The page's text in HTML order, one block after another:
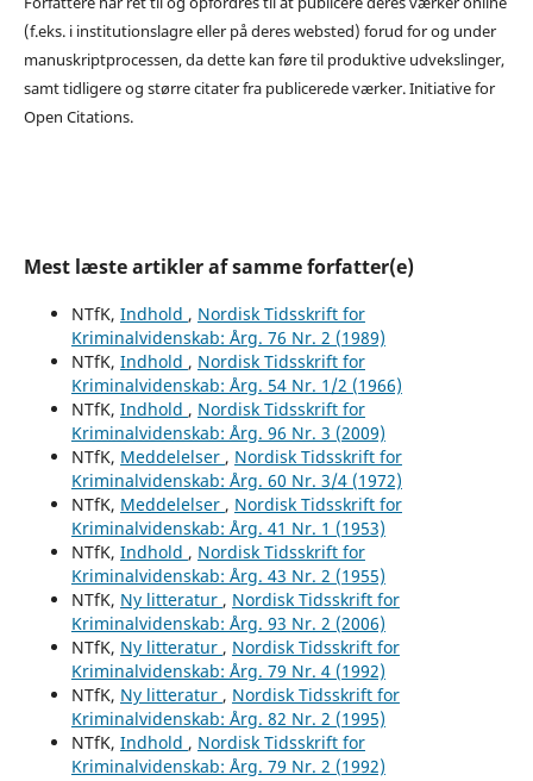
(f.eks. i institutionslagre eller på deres websted) forud for og under
manuskriptprocessen, da dette kan føre til produktive udvekslinger,
samt tidligere og større citater fra publicerede værker. Initiative for
Open Citations.
Mest læste artikler af samme forfatter(e)
NTfK, Indhold , Nordisk Tidsskrift for
Kriminalvidenskab: Årg. 76 Nr. 2 (1989)
NTfK, Indhold , Nordisk Tidsskrift for
Kriminalvidenskab: Årg. 54 Nr. 1/2 (1966)
NTfK, Indhold , Nordisk Tidsskrift for
Kriminalvidenskab: Årg. 96 Nr. 3 (2009)
NTfK, Meddelelser , Nordisk Tidsskrift for
Kriminalvidenskab: Årg. 60 Nr. 3/4 (1972)
NTfK, Meddelelser , Nordisk Tidsskrift for
Kriminalvidenskab: Årg. 41 Nr. 1 (1953)
NTfK, Indhold , Nordisk Tidsskrift for
Kriminalvidenskab: Årg. 43 Nr. 2 (1955)
NTfK, Ny litteratur , Nordisk Tidsskrift for
Kriminalvidenskab: Årg. 93 Nr. 2 (2006)
NTfK, Ny litteratur , Nordisk Tidsskrift for
Kriminalvidenskab: Årg. 79 Nr. 4 (1992)
NTfK, Ny litteratur , Nordisk Tidsskrift for
Kriminalvidenskab: Årg. 82 Nr. 2 (1995)
NTfK, Indhold , Nordisk Tidsskrift for
Kriminalvidenskab: Årg. 79 Nr. 2 (1992)